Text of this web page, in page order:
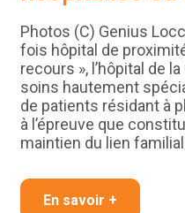
Photos (C) Genius
fois hôpital de
recours », l’hôpital de
soins hautement
de patients résidant à
à l’épreuve que
maintien du lien
En savoir +